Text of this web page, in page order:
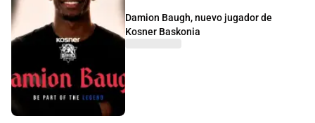
Damion Baugh, nuevo jugador de
Kosner Baskonia